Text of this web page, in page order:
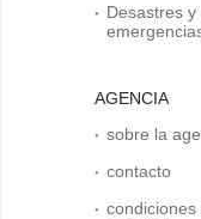
Desastres y
AGENCIA
sobre la
contacto
condiciones